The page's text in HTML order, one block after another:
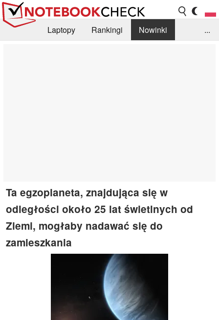
Laptopy Rankingi
Nowinki
...
Ta egzoplaneta, znajdująca się w
odległości około 25 lat świetlnych od
Ziemi, mogłaby nadawać się do
zamieszkania